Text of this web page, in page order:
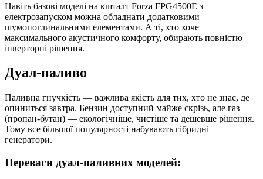
Навіть базові моделі на кшталт Forza FPG4500Е з
електрозапуском можна обладнати додатковими
шумопоглинальними елементами. А ті, хто хоче
максимального акустичного комфорту, обирають повністю
інверторні рішення.
Дуал-паливо
Паливна гнучкість — важлива якість для тих, хто не знає, де
опиниться завтра. Бензин доступний майже скрізь, але газ
(пропан-бутан) — екологічніше, чистіше та дешевше рішення.
Тому все більшої популярності набувають гібридні
генератори.
Переваги дуал-паливних моделей: